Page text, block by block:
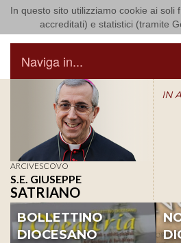
In questo sito utilizziamo cookie ai soli
accreditati) e statistici (tramite
Arcidiocesi di
Naviga in...
ARCIVESCOVO
S.E. GIUSEPPE
SATRIANO
IN
BOLLETTINO
DIOCESANO